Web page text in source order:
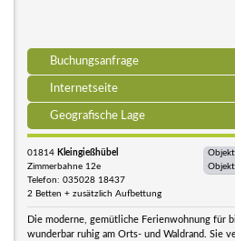
Buchungsanfrage
Internetseite
Geografische Lage
01814 Kleingießhübel
Zimmerbahne 12e
Telefon: 035028 18437
2 Betten + zusätzlich Aufbettung
Die moderne, gemütliche Ferienwohnung für
wunderbar ruhig am Orts- und Waldrand. Sie